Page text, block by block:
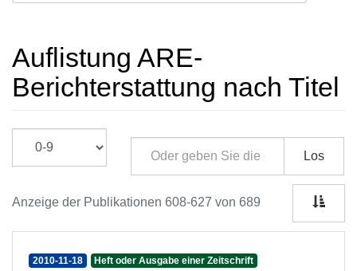
Auflistung ARE-
Berichterstattung nach Titel
Los
Anzeige der Publikationen 608-627 von 689
2010-11-18 Heft oder Ausgabe einer Zeitschrift